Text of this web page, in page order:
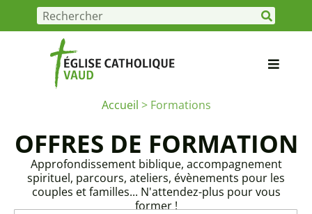
Accueil > Formations
OFFRES DE FORMATION
Approfondissement biblique, accompagnement
spirituel, parcours, ateliers, évènements pour les
couples et familles... N'attendez-plus pour vous
former !